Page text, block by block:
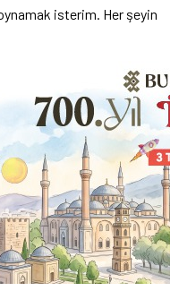
isterim. Her şeyin